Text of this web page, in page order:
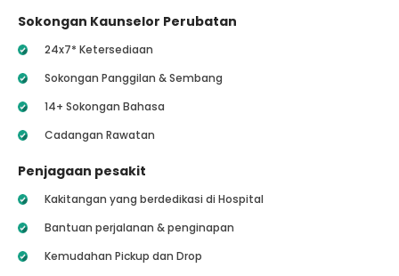
Sokongan Kaunselor Perubatan
24x7* Ketersediaan
Sokongan Panggilan & Sembang
14+ Sokongan Bahasa
Cadangan Rawatan
Penjagaan pesakit
Kakitangan yang berdedikasi di Hospital
Bantuan perjalanan & penginapan
Kemudahan Pickup dan Drop